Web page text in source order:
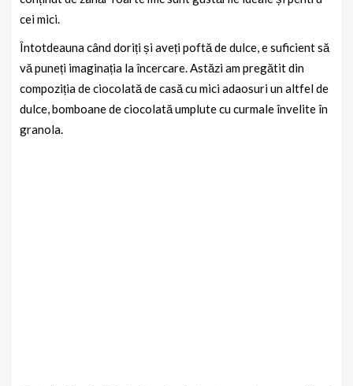
cei mici.
Întotdeauna când doriți și aveți poftă de dulce, e suficient să
vă puneți imaginația la încercare. Astăzi am pregătit din
compoziția de ciocolată de casă cu mici adaosuri un altfel de
dulce, bomboane de ciocolată umplute cu curmale învelite în
granola.